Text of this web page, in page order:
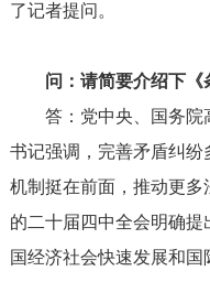
了记者提问。
问：请简要介绍下《
答：党中央、国务院
书记强调，完善矛盾纠
机制挺在前面，推动更
的二十届四中全会明确
国经济社会快速发展和